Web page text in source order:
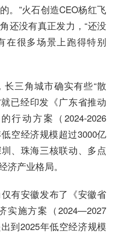
。”火石创造CEO杨红飞
还没有真正发力，“还没
在很多场景上跑得特别
三角城市确实有些“散
已经印发《广东省推动
行动方案（2024-2026
空经济规模超过3000亿
、珠海三核联动、多点
济产业格局。
有安徽发布了《安徽省
实施方案（2024—2027
到2025年低空经济规模